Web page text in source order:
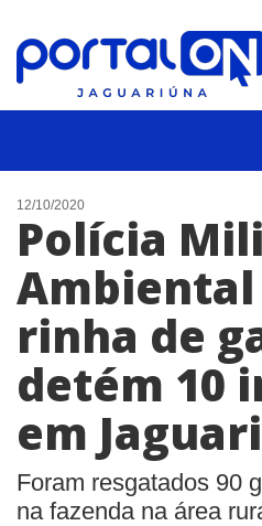
NOTÍCIAS
LISTA DIGITAL
CONTATO
ANUNCIE
12/10/2020
Polícia
rinha de
detém 10
em
Foram resgatados 90
na fazenda na área